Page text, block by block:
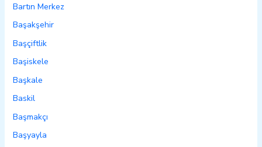
Bartın Merkez
Başakşehir
Başçiftlik
Başiskele
Başkale
Baskil
Başmakçı
Başyayla